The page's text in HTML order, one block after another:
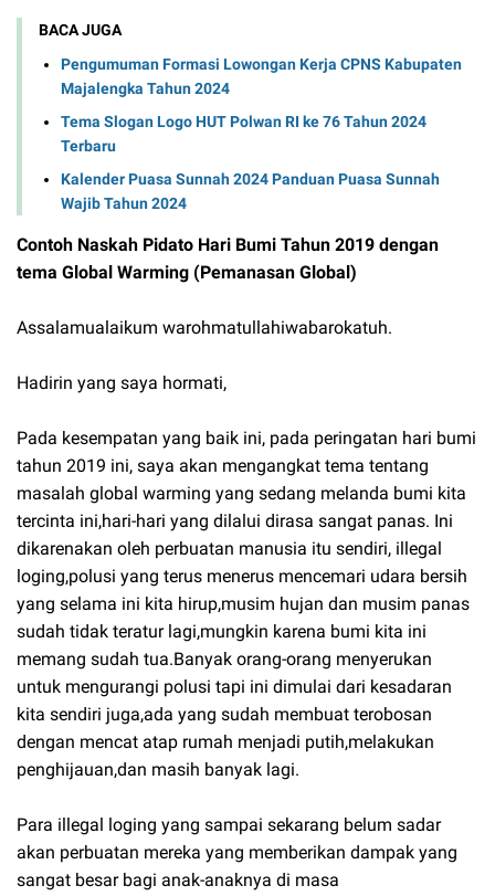
BACA JUGA
Pengumuman Formasi Lowongan Kerja CPNS Kabupaten
Majalengka Tahun 2024
Tema Slogan Logo HUT Polwan RI ke 76 Tahun 2024
Terbaru
Kalender Puasa Sunnah 2024 Panduan Puasa Sunnah
Wajib Tahun 2024
Contoh Naskah Pidato Hari Bumi Tahun 2019 dengan
tema Global Warming (Pemanasan Global)
Assalamualaikum warohmatullahiwabarokatuh.
Hadirin yang saya hormati,
Pada kesempatan yang baik ini, pada peringatan hari bumi
tahun 2019 ini, saya akan mengangkat tema tentang
masalah global warming yang sedang melanda bumi kita
tercinta ini,hari-hari yang dilalui dirasa sangat panas. Ini
dikarenakan oleh perbuatan manusia itu sendiri, illegal
loging,polusi yang terus menerus mencemari udara bersih
yang selama ini kita hirup,musim hujan dan musim panas
sudah tidak teratur lagi,mungkin karena bumi kita ini
memang sudah tua.Banyak orang-orang menyerukan
untuk mengurangi polusi tapi ini dimulai dari kesadaran
kita sendiri juga,ada yang sudah membuat terobosan
dengan mencat atap rumah menjadi putih,melakukan
penghijauan,dan masih banyak lagi.
Para illegal loging yang sampai sekarang belum sadar
akan perbuatan mereka yang memberikan dampak yang
sangat besar bagi anak-anaknya di masa